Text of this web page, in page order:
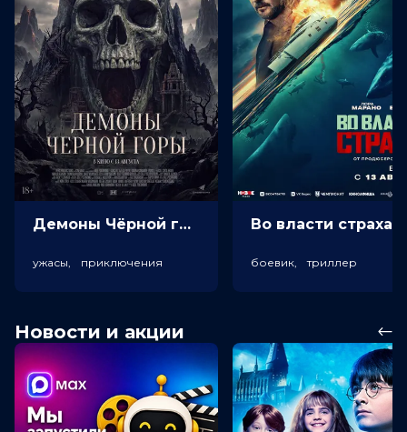
Демоны Чёрной горы (18+)
ужасы, приключения боевик, триллер
Новости и акции